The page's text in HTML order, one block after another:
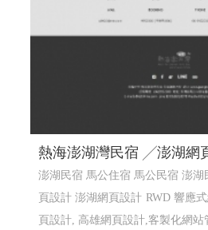
熱海澎湖灣民宿 ╱澎湖網
澎湖民宿 馬公住宿 馬公民宿 澎湖
頁設計 澎湖網頁設計 RWD 響應
頁設計, 高雄網頁設計,客製化網站